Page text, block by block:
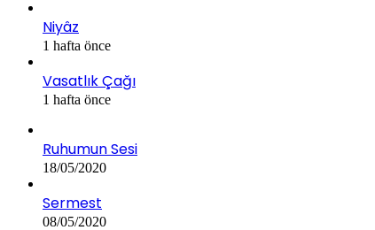
Niyâz
1 hafta önce
Vasatlık Çağı
1 hafta önce
Ruhumun Sesi
18/05/2020
Sermest
08/05/2020